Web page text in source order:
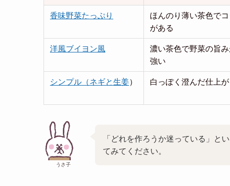
香味野菜たっぷり
ほんのり薄い茶色でコ
がある
洋風ブイヨン風
濃い茶色で野菜の旨
強い
シンプル（ネギと生姜） 白っぽく澄んだ仕上が
うさ子
「どれを作ろうか迷っている」と
てみてください。